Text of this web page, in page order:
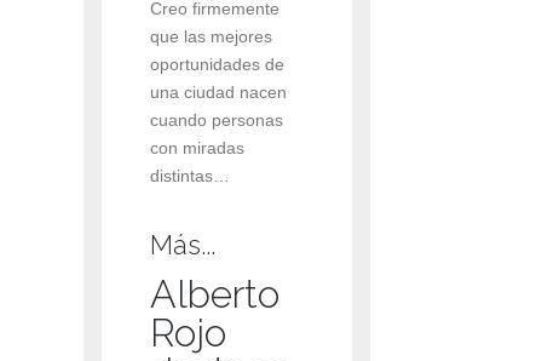
Creo firmemente
que las mejores
oportunidades de
una ciudad nacen
cuando personas
con miradas
distintas…
Más...
Alberto
Rojo